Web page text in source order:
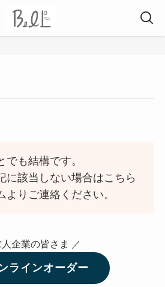
でも結構です。
に該当しない場合はこちら
よりご連絡ください。
人企業の皆さま ／
ラインオーダー